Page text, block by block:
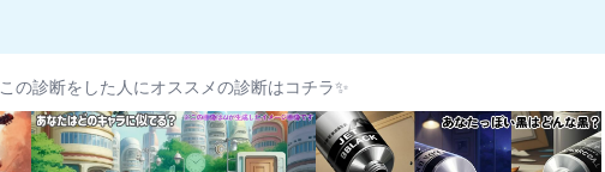
この診断をした人にオススメの診断はコチラ✨